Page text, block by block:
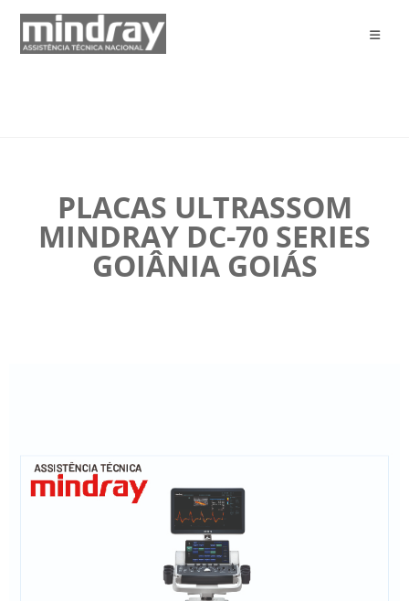
PLACAS ULTRASSOM
MINDRAY DC-70 SERIES
GOIÂNIA GOIÁS